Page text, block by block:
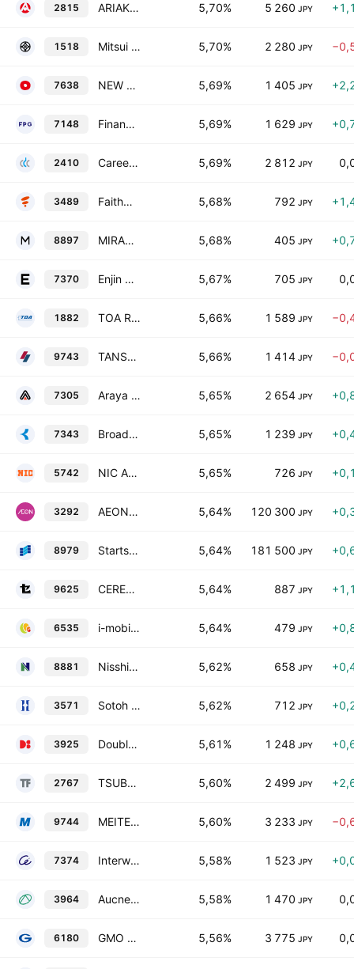
2815 ARIAKE JAPAN Co., Ltd. 5,70% 5 260 JPY
1518 Mitsui Matsushima Holdings Co., Ltd. 5,70% 2 280 JPY
7638 NEW ART HOLDINGS Co., Ltd. 5,69% 1 405 JPY
7148 Financial Products Group Co., Ltd. 5,69% 1 629 JPY
2410 Career Design Center Co., Ltd. 5,69% 2 812 JPY
3489 FaithNetwork Co.,Ltd 5,68% 792 JPY
8897 MIRARTH HOLDINGS,Inc. 5,68% 405 JPY
7370 Enjin Co.,Ltd. 5,67% 705 JPY
1882 TOA ROAD Corporation 5,66% 1 589 JPY
9743 TANSEISHA Co., Ltd. 5,66% 1 414 JPY
7305 Araya Industrial Co., Ltd. 5,65% 2 654 JPY
7343 Broad-minded Co., Ltd. 5,65% 1 239 JPY
5742 NIC Autotec, Inc. 5,65% 726 JPY
3292 AEON REIT Investment Corp. 5,64% 120 300 JPY
8979 Starts Proceed Investment Corporation 5,64% 181 500 JPY
9625 CERESPO CO., LTD. 5,64% 887 JPY
6535 i-mobile Co., Ltd. 5,64% 479 JPY
8881 Nisshin Group Holdings Co., Ltd. 5,62% 658 JPY
3571 Sotoh Co., Ltd. 5,62% 712 JPY
3925 Double Standard, Inc. 5,61% 1 248 JPY
2767 TSUBURAYA FIELDS HOLDINGS INC. 5,60% 2 499 JPY
9744 MEITEC Group Holdings Inc. 5,60% 3 233 JPY
7374 Interworks Confidence Inc. 5,58% 1 523 JPY
3964 Aucnet, Inc. 5,58% 1 470 JPY
6180 GMO Media, Inc. 5,56% 3 775 JPY